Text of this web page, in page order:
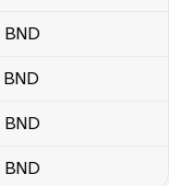
BND
BND
BND
BND